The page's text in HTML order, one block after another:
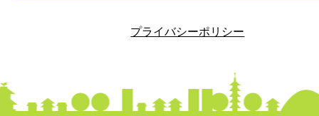
プライバシーポリシー